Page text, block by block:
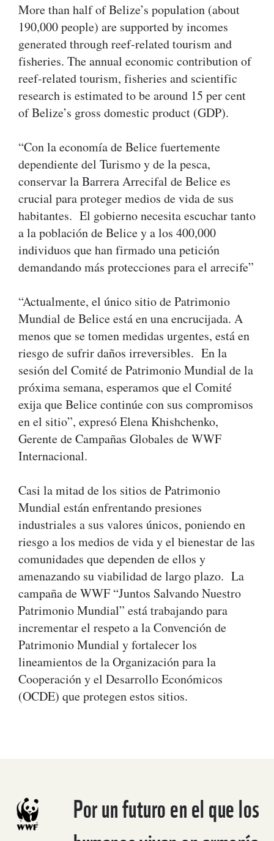
More than half of Belize’s population (about
190,000 people) are supported by incomes
generated through reef-related tourism and
fisheries. The annual economic contribution of
reef-related tourism, fisheries and scientific
research is estimated to be around 15 per cent
of Belize’s gross domestic product (GDP).
“Con la economía de Belice fuertemente
dependiente del Turismo y de la pesca,
conservar la Barrera Arrecifal de Belice es
crucial para proteger medios de vida de sus
habitantes. El gobierno necesita escuchar tanto
a la población de Belice y a los 400,000
individuos que han firmado una petición
demandando más protecciones para el arrecife”
“Actualmente, el único sitio de Patrimonio
Mundial de Belice está en una encrucijada. A
menos que se tomen medidas urgentes, está en
riesgo de sufrir daños irreversibles. En la
sesión del Comité de Patrimonio Mundial de la
próxima semana, esperamos que el Comité
exija que Belice continúe con sus compromisos
en el sitio”, expresó Elena Khishchenko,
Gerente de Campañas Globales de WWF
Internacional.
Casi la mitad de los sitios de Patrimonio
Mundial están enfrentando presiones
industriales a sus valores únicos, poniendo en
riesgo a los medios de vida y el bienestar de las
comunidades que dependen de ellos y
amenazando su viabilidad de largo plazo. La
campaña de WWF “Juntos Salvando Nuestro
Patrimonio Mundial” está trabajando para
incrementar el respeto a la Convención de
Patrimonio Mundial y fortalecer los
lineamientos de la Organización para la
Cooperación y el Desarrollo Económicos
(OCDE) que protegen estos sitios.
Por un futuro en el que los